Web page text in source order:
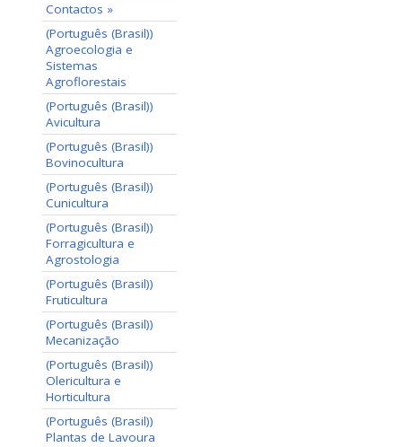
Contactos »
(Português (Brasil))
Agroecologia e
Sistemas
Agroflorestais
(Português (Brasil))
Avicultura
(Português (Brasil))
Bovinocultura
(Português (Brasil))
Cunicultura
(Português (Brasil))
Forragicultura e
Agrostologia
(Português (Brasil))
Fruticultura
(Português (Brasil))
Mecanização
(Português (Brasil))
Olericultura e
Horticultura
(Português (Brasil))
Plantas de Lavoura